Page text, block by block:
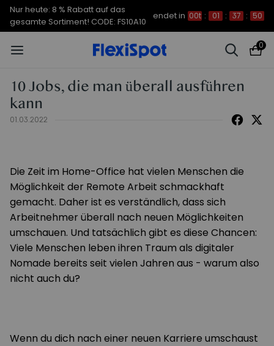
Nur heute: 8 % Rabatt auf das
gesamte Sortiment! CODE: FS10A10
endet in 00t : 01 : 37 : 49
0
10 Jobs, die man überall ausführen
kann
01.03.2022
Die Zeit im Home-Office hat vielen Menschen die
Möglichkeit der Remote Arbeit schmackhaft
gemacht. Daher ist es verständlich, dass sich
Arbeitnehmer überall nach neuen Möglichkeiten
umschauen. Und tatsächlich gibt es diese Chancen:
Viele Menschen leben ihren Traum als digitaler
Nomade bereits seit vielen Jahren aus - warum also
nicht auch du?
Wenn du dich nach einer neuen Karriere umschaust